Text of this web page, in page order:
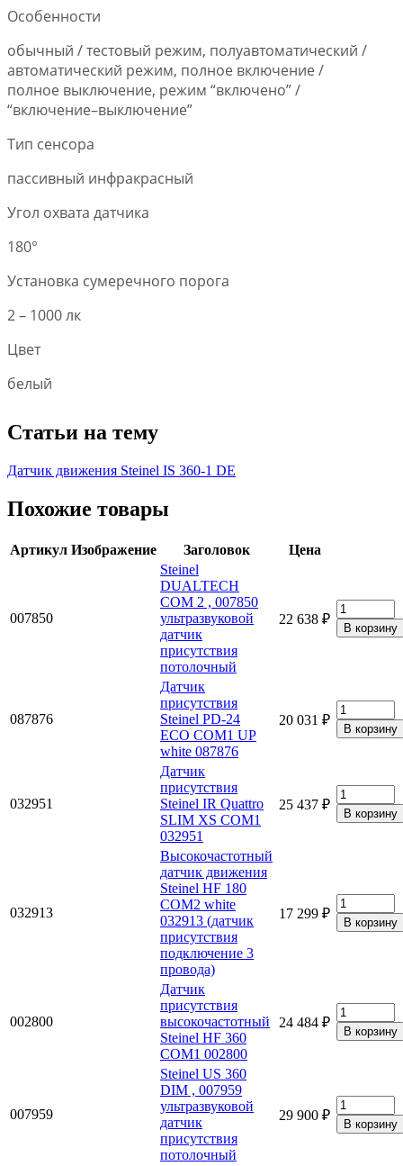
Особенности
обычный / тестовый режим, полуавтоматический /
автоматический режим, полное включение /
полное выключение, режим “включено” /
“включение–выключение”
Тип сенсора
пассивный инфракрасный
Угол охвата датчика
180°
Установка сумеречного порога
2 – 1000 лк
Цвет
белый
Статьи на тему
Датчик движения Steinel IS 360-1 DE
Похожие товары
Артикул Изображение Заголовок Цена
007850
Steinel
DUALTECH
COM 2 , 007850
ультразвуковой
датчик
присутствия
потолочный
22 638 ₽
087876
Датчик
присутствия
Steinel PD-24
ECO COM1 UP
white 087876
20 031 ₽
032951
Датчик
присутствия
Steinel IR Quattro
SLIM XS COM1
032951
25 437 ₽
032913
Высокочастотный
датчик движения
Steinel HF 180
COM2 white
032913 (датчик
присутствия
подключение 3
провода)
17 299 ₽
002800
Датчик
присутствия
высокочастотный
Steinel HF 360
COM1 002800
24 484 ₽
007959
Steinel US 360
DIM , 007959
ультразвуковой
датчик
присутствия
потолочный
29 900 ₽